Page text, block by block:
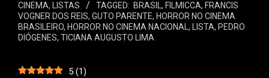
CINEMA, LISTAS TAGGED: BRASIL , FILMICCA, FRANCIS
VOGNER DOS REIS, GUTO PARENTE, HORROR NO CINEMA
BRASILEIRO, HORROR NO CINEMA NACIONAL , LISTA, PEDRO
DIÓGENES, TICIANA AUGUSTO LIMA
5 (1)